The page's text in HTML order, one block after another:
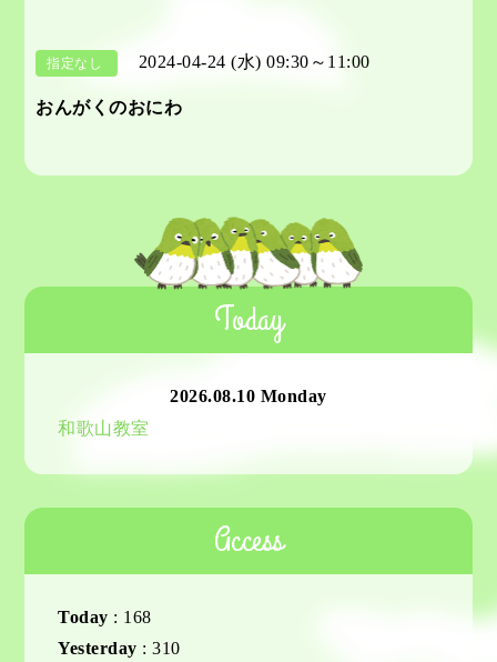
指定なし 2024-04-24 (水) 09:30～11:00
おんがくのおにわ
Today
2026.08.10 Monday
和歌山教室
Access
Today : 168
Yesterday :310